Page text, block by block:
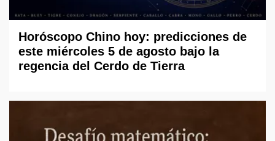
Horóscopo Chino hoy: predicciones de
este miércoles 5 de agosto bajo la
regencia del Cerdo de Tierra